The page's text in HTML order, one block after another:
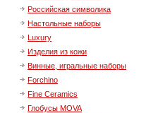
Российская символика
Настольные наборы
Luxury
Изделия из кожи
Винные, игральные наборы
Forchino
Fine Ceramics
Глобусы MOVA